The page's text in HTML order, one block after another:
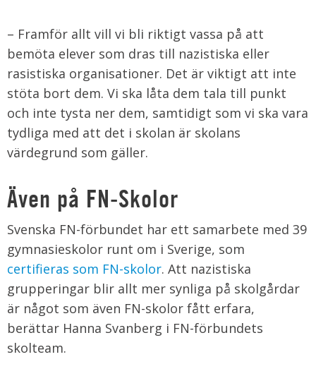
– Framför allt vill vi bli riktigt vassa på att
bemöta elever som dras till nazistiska eller
rasistiska organisationer. Det är viktigt att inte
stöta bort dem. Vi ska låta dem tala till punkt
och inte tysta ner dem, samtidigt som vi ska vara
tydliga med att det i skolan är skolans
värdegrund som gäller.
Även på FN-Skolor
Svenska FN-förbundet har ett samarbete med 39
gymnasieskolor runt om i Sverige, som
certifieras som FN-skolor. Att nazistiska
grupperingar blir allt mer synliga på skolgårdar
är något som även FN-skolor fått erfara,
berättar Hanna Svanberg i FN-förbundets
skolteam.